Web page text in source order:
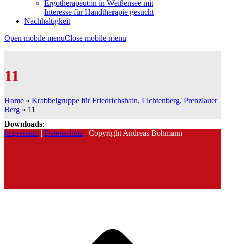
Ergotherapeut:in in Weißensee mit
Interesse für Handtherapie gesucht
Nachhaltigkeit
Open mobile menuClose mobile menu
11
Home » Krabbelgruppe für Friedrichshain, Lichtenberg, Prenzlauer
Berg » 11
Downloads:
Impressum | Datenschutz | Copyright Andreas Bohmann |